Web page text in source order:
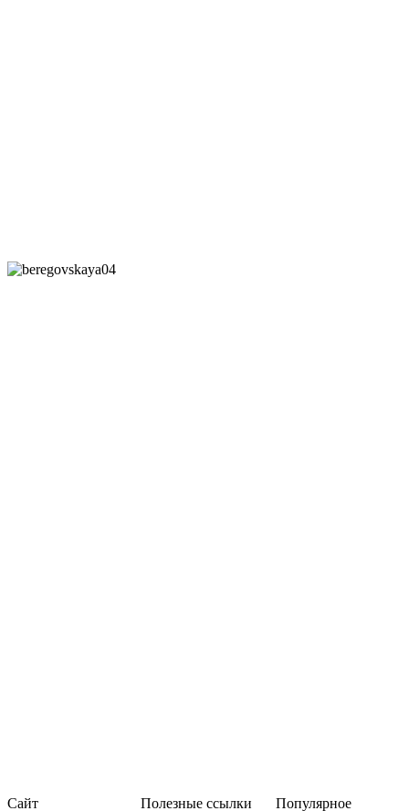
Сайт Полезные ссылки Популярное